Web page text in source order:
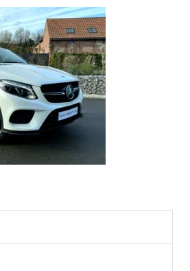
r
I
M
G
_
2
5
6
0